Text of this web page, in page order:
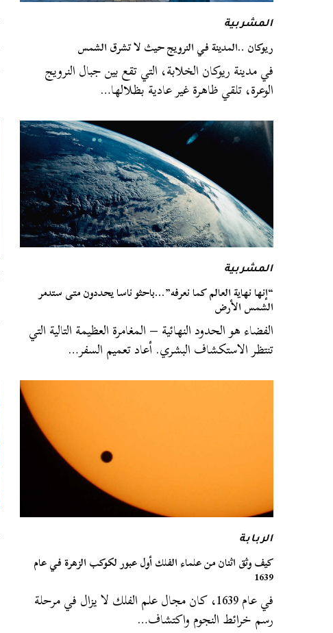
المشربية
ريوكان ..المدينة في النرويج حيث لا تشرق الشمس
في مدينة ريوكان الخلابة، التي تقع بين جبال النرويج
الوعرة، تلقي ظاهرة غير عادية بظلالها…
المشربية
“إنها نهاية العالم كما نعرفه”…باحثو ناسا يحددون متى ستدمر
الشمس الأرض
الفضاء هو الحدود النهائية – المغامرة العظيمة التالية التي
تنتظر الاستكشاف البشري. أعاد تعميم السفر…
الربابة
كيف وثق اثنان من علماء الفلك أول عبور لكوكب الزهرة في عام
1639
في عام 1639، كان مجال علم الفلك لا يزال في مرحلة
رسم خرائط النجوم واكتشاف…